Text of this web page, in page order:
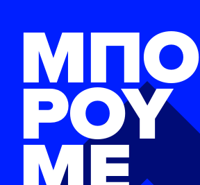
ΜΠΟ
ΡΟΥ